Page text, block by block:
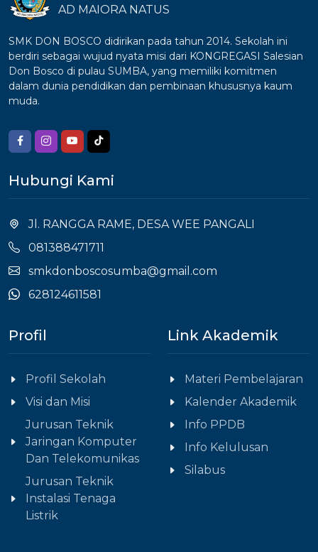
AD MAIORA NATUS
SMK DON BOSCO didirikan pada tahun 2014. Sekolah ini
berdiri sebagai wujud nyata misi dari KONGREGASI Salesian
Don Bosco di pulau SUMBA, yang memiliki komitmen
dalam dunia pendidikan dan pembinaan khususnya kaum
muda.
Hubungi Kami
Jl. RANGGA RAME, DESA WEE PANGALI
081388471711
smkdonboscosumba@gmail.com
628124611581
Profil
Profil Sekolah
Visi dan Misi
Jurusan Teknik
Jaringan Komputer
Dan Telekomunikas
Jurusan Teknik
Instalasi Tenaga
Listrik
Link Akademik
Materi Pembelajaran
Kalender Akademik
Info PPDB
Info Kelulusan
Silabus